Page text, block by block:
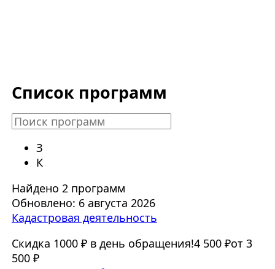
Список программ
З
К
Найдено 2 программ
Обновлено: 6 августа 2026
Кадастровая деятельность
Скидка 1000 ₽ в день обращения!4 500 ₽от 3
500 ₽